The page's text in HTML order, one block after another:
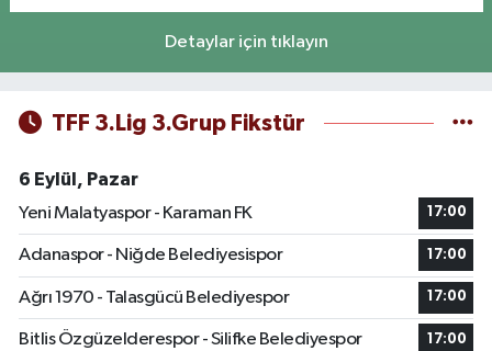
Detaylar için tıklayın
TFF 3.Lig 3.Grup Fikstür
6 Eylül, Pazar
Yeni Malatyaspor - Karaman FK
17:00
Adanaspor - Niğde Belediyesispor 17:00
Ağrı 1970 - Talasgücü Belediyespor 17:00
Bitlis Özgüzelderespor - Silifke Belediyespor 17:00